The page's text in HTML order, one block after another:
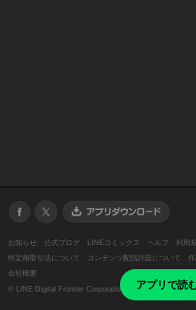
アプリで読
お知らせ 公式ブログ LINEコミックス ヘルプ 利用
特定商取引法について
コンテンツ配信許諾について
会社概要
© LINE Digital Frontier Corporation